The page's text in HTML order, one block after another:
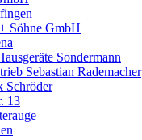
Söhne GmbH
Sondermann
Sebastian Rademacher
Schröder
13